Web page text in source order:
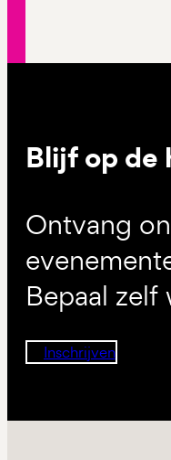
Blijf op de
Ontvang
Bepaal
Inschrijven